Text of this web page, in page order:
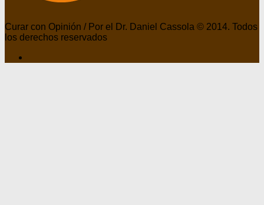
Curar con Opinión / Por el Dr. Daniel Cassola © 2014. Todos
los derechos reservados